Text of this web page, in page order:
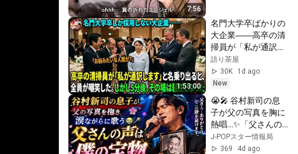
7:56
1:53:00
名門大学卒ばかりの
大企業――高卒の清
掃員が「私が通訳い
たします」と財閥会
長に告げた瞬間、全
員が嘲笑した。しか
し5分後、その場は
静まり返った。#動
エピソード#老後の
物語 #家族の物語
語り茶屋
30K
1d ago
New
😭🎤 谷村新司の息
子が父の写真を胸に
熱唱…✨「父さんの
声は僕の宝物」が会
場中の涙を誘った🌸
J-POPスター情報局
369
4d ago